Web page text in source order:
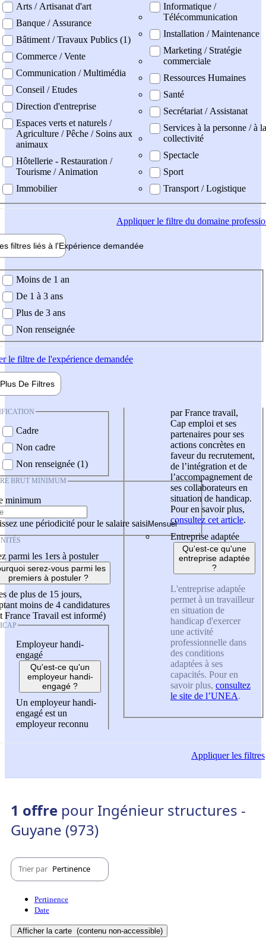
Arts / Artisanat d'art
Banque / Assurance
Bâtiment / Travaux Publics (1)
Commerce / Vente
Communication / Multimédia
Conseil / Etudes
Direction d'entreprise
Espaces verts et naturels /
Agriculture / Pêche / Soins aux
animaux
Hôtellerie - Restauration /
Tourisme / Animation
Immobilier
Informatique /
Télécommunication
Installation / Maintenance
Marketing / Stratégie
commerciale
Ressources Humaines
Santé
Secrétariat / Assistanat
Services à la personne / à la
collectivité
Spectacle
Sport
Transport / Logistique
Appliquerle filtre du domaine
filtres liés à l'Expérience demandée
demandée
Moins de 1 an
De 1 à 3 ans
Plus de 3 ans
Non renseignée
le filtre de l'expérience demandée
Plus De Filtres
Cadre
Non cadre
Non renseignée (1)
BRUT MINIMUM
minimum
une périodicité pour le salaire saisi
parmi les 1ers à postuler
serez-vous parmi les
premiers à postuler ?
de plus de 15 jours,
moins de 4 candidatures
France Travail est informé)
Employeur handi-
engagé
Qu'est-ce qu'un
employeur handi-
engagé ?
Un employeur handi-
engagé est un
employeur reconnu
par France travail,
Cap emploi et ses
partenaires pour ses
actions concrètes en
faveur du recrutement,
de l’intégration et de
l’accompagnement de
ses collaborateurs en
situation de handicap.
Pour en savoir plus,
consultez cet article.
Entreprise adaptée
Qu'est-ce qu'une
entreprise adaptée
?
L'entreprise adaptée
permet à un travailleur
en situation de
handicap d'exercer
une activité
professionnelle dans
des conditions
adaptées à ses
capacités. Pour en
savoir plus, consultez
le site de l’UNEA.
Appliquerles filtres
1 offre pour Ingénieur structures -
Guyane (973)
Trier par Pertinence
Pertinence
Date
Afficher la carte (contenu non-accessible)